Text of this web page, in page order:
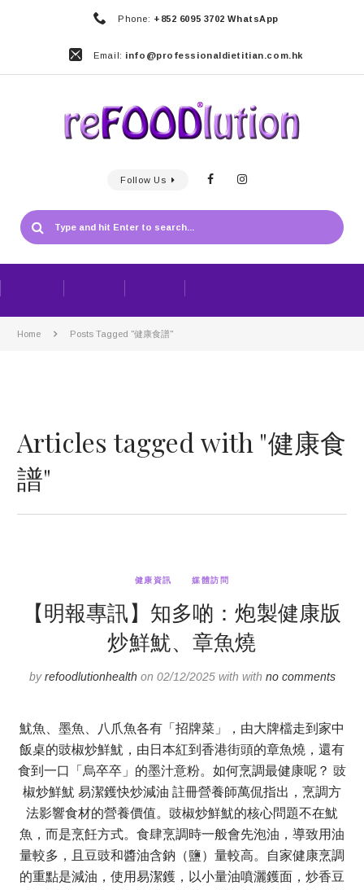
Phone: +852 6095 3702 WhatsApp
Email: info@professionaldietitian.com.hk
Follow Us
Home Posts Tagged "健康食譜"
Articles tagged with "健康食
譜"
健康資訊 媒體訪問
【明報專訊】知多啲：炮製健康版
炒鮮魷、章魚燒
byrefoodlutionhealth on 02/12/2025 with with no comments
魷魚、墨魚、八爪魚各有「招牌菜」，由大牌檔走到家中
飯桌的豉椒炒鮮魷，由日本紅到香港街頭的章魚燒，還有
食到一口「烏卒卒」的墨汁意粉。如何烹調最健康呢？ 豉
椒炒鮮魷 易潔鑊快炒減油 註冊營養師萬侃指出，烹調方
法影響食材的營養價值。豉椒炒鮮魷的核心問題不在魷
魚，而是烹飪方式。食肆烹調時一般會先泡油，導致用油
量較多，且豆豉和醬油含鈉（鹽）量較高。自家健康烹調
的重點是減油，使用易潔鑊，以小量油噴灑鑊面，炒香豆